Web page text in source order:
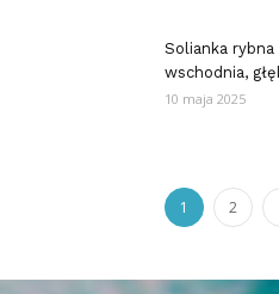
Solianka
wschodnia,
10 maja 2025
1 2